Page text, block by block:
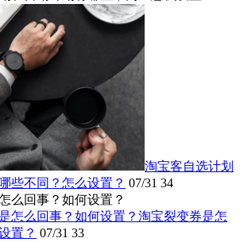
淘宝客自选计划
些不同？怎么设置？ 07/31 34
么回事？如何设置？
淘宝裂变券是怎
置？ 07/31 33